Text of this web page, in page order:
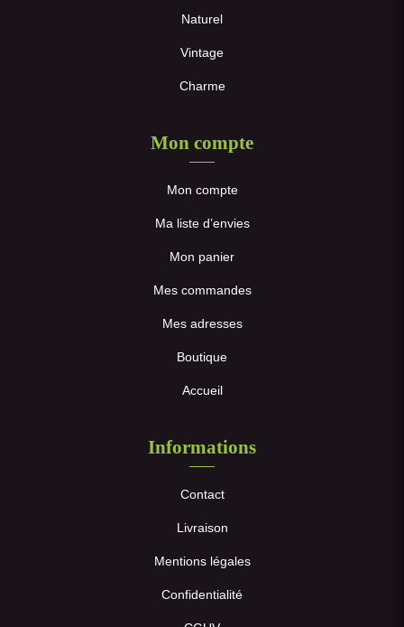
Naturel
Vintage
Charme
Mon compte
Mon compte
Ma liste d’envies
Mon panier
Mes commandes
Mes adresses
Boutique
Accueil
Informations
Contact
Livraison
Mentions légales
Confidentialité